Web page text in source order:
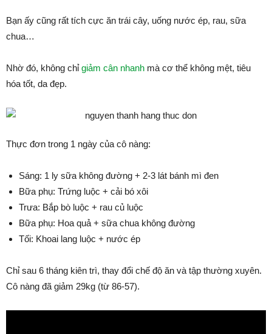
Bạn ấy cũng rất tích cực ăn trái cây, uống nước ép, rau, sữa
chua…
Nhờ đó, không chỉgiảm cân nhanh mà cơ thể không mệt, tiêu
hóa tốt, da đẹp.
Thực đơn trong 1 ngày của cô nàng:
Sáng: 1 ly sữa không đường + 2-3 lát bánh mì đen
Bữa phụ: Trứng luộc + cải bó xôi
Trưa: Bắp bò luộc + rau củ luộc
Bữa phụ: Hoa quả + sữa chua không đường
Tối: Khoai lang luộc + nước ép
Chỉ sau 6 tháng kiên trì, thay đổi chế độ ăn và tập thường xuyên.
Cô nàng đã giảm 29kg (từ 86-57).